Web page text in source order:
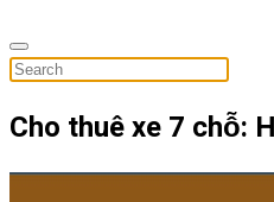
Cho thuê xe 7 chỗ: